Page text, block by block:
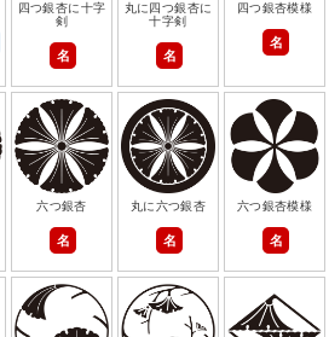
四つ銀杏に十字
剣
名
丸に四つ銀杏に
十字剣
名
四つ銀杏模様
名
六つ銀杏
名
丸に六つ銀杏
名
六つ銀杏模様
名